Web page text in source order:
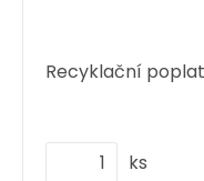
Recyklační
ks